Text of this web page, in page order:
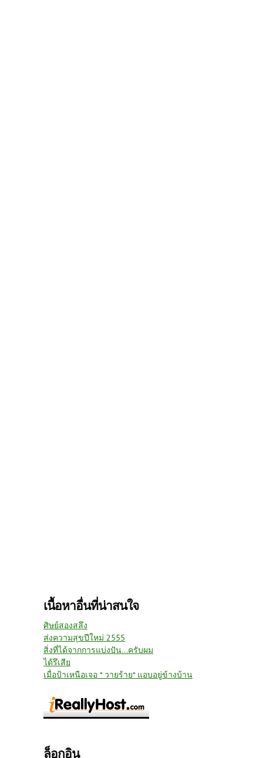
เนื้อหาอื่นที่น่าสนใจ
ศิษย์สองสลึง
ส่งความสุขปีใหม่ 2555
สิ่งที่ได้จากการแบ่งปัน...ครับผม
ได้รึเสีย
เมื่อป้าเหนือเจอ * วายร้าย* แอบอยู่ข้างบ้าน
ล็อกอิน